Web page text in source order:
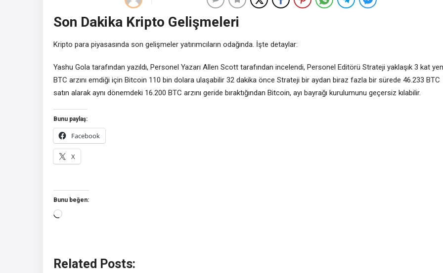
Son Dakika Kripto Gelişmeleri
Kripto para piyasasında son gelişmeler yatırımcıların odağında. İşte detaylar:
Yashu Gola tarafından yazıldı, Personel Yazarı Allen Scott tarafından incelendi, Personel Editörü Strateji yaklaşık 3 kat
BTC arzını emdiği için Bitcoin 110 bin dolara ulaşabilir 32 dakika önce Strateji bir aydan biraz fazla bir sürede 46.233 BTC
satın alarak aynı dönemdeki 16.200 BTC arzını geride bıraktığından Bitcoin, ayı bayrağı kurulumunu geçersiz kılabilir.
Bunu paylaş:
Facebook
X
Bunu beğen:
Yükleniyor...
Related Posts: